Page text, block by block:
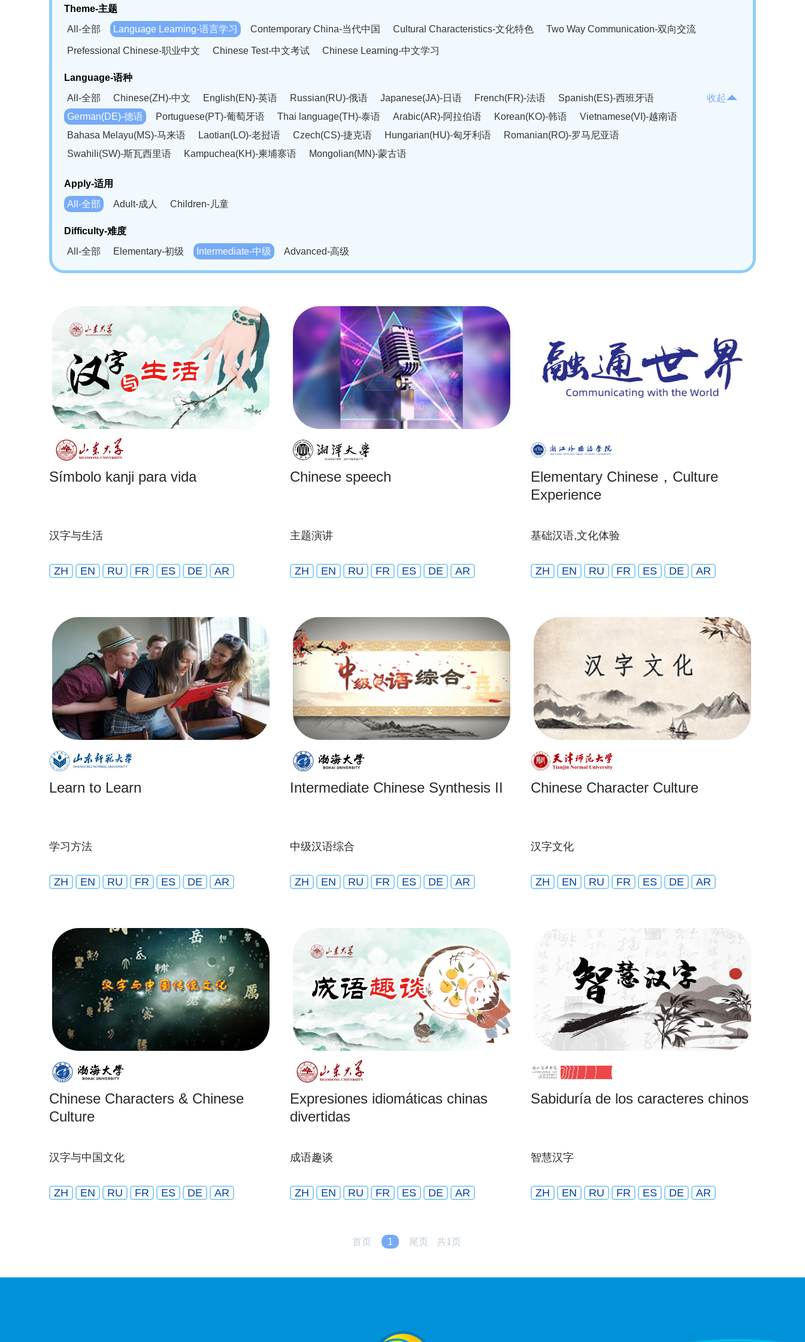
Theme-主题
All-全部
Language Learning-语言学习 Contemporary China-当代中国 Cultural Characteristics-文化特色 Two Way Communication-双向交流
Prefessional Chinese-职业中文 Chinese Test-中文考试 Chinese Learning-中文学习
Language-语种
All-全部
Chinese(ZH)-中文 English(EN)-英语 Russian(RU)-俄语 Japanese(JA)-日语 French(FR)-法语
Spanish(ES)-西班牙语
German(DE)-德语
Portuguese(PT)-葡萄牙语 Thai language(TH)-泰语 Arabic(AR)-阿拉伯语 Korean(KO)-韩语
Vietnamese(VI)-越南语
Bahasa Melayu(MS)-马来语
Laotian(LO)-老挝语 Czech(CS)-捷克语 Hungarian(HU)-匈牙利语
Romanian(RO)-罗马尼亚语
Swahili(SW)-斯瓦西里语
Kampuchea(KH)-柬埔寨语 Mongolian(MN)-蒙古语
收起
Apply-适用
All-全部
Adult-成人 Children-儿童
Difficulty-难度
All-全部
Elementary-初级 Intermediate-中级 Advanced-高级
Símbolo kanji para vida
汉字与生活
ZH EN RU FR ES DE AR
Chinese speech
主题演讲
ZH EN RU FR ES DE AR
Elementary Chinese，Culture
Experience
基础汉语,文化体验
ZH EN RU FR ES DE AR
Learn to Learn
学习方法
ZH EN RU FR ES DE AR
Intermediate Chinese Synthesis II
中级汉语综合
ZH EN RU FR ES DE AR
Chinese Character Culture
汉字文化
ZH EN RU FR ES DE AR
Chinese Characters & Chinese
Culture
汉字与中国文化
ZH EN RU FR ES DE AR
Expresiones idiomáticas chinas
divertidas
成语趣谈
ZH EN RU FR ES DE AR
Sabiduría de los caracteres chinos
智慧汉字
ZH EN RU FR ES DE AR
首页 1 尾页 共1页